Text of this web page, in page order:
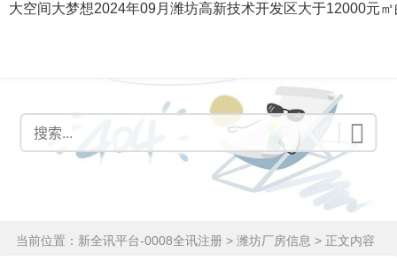
大空间大梦想2024年09月潍坊高新技术开发区大于12000元
当前位置： 新全讯平台-0008全讯注册 > 潍坊厂房信息 > 正文内容